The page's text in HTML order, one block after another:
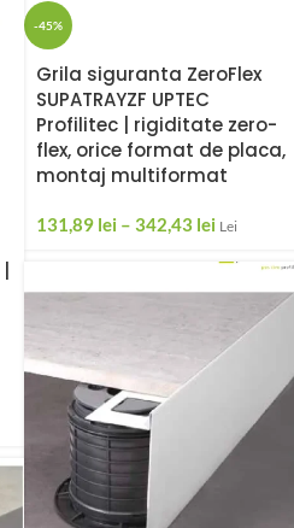
-45%
Grila siguranta ZeroFlex
SUPATRAYZF UPTEC
Profilitec | rigiditate zero-
flex, orice format de placa,
montaj multiformat
131,89 lei – 342,43 lei Lei